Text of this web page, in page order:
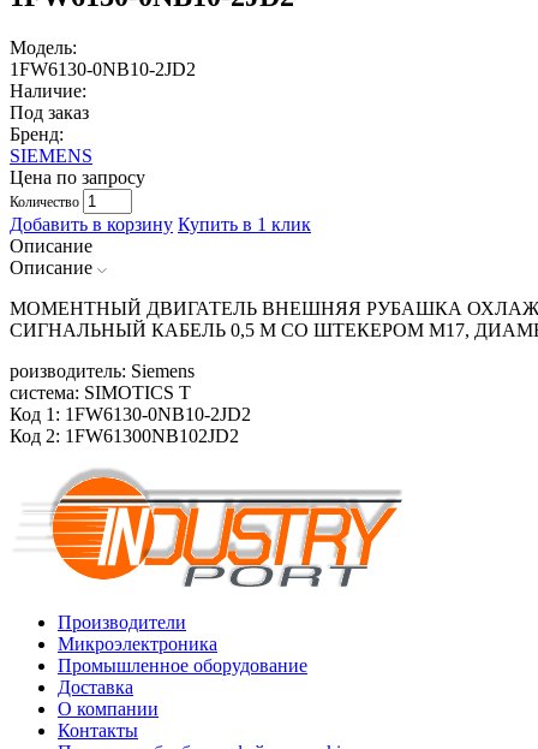
Модель:
1FW6130-0NB10-2JD2
Наличие:
Под заказ
Бренд:
SIEMENS
Цена по запросу
Количество
Добавить в корзину Купить в 1 клик
Описание
Описание
МОМЕНТНЫЙ ДВИГАТЕЛЬ ВНЕШНЯЯ РУБАШКА
СИГНАЛЬНЫЙ КАБЕЛЬ 0,5 М СО ШТЕКЕРОМ M17,
роизводитель: Siemens
система: SIMOTICS T
Код 1: 1FW6130-0NB10-2JD2
Код 2: 1FW61300NB102JD2
Производители
Микроэлектроника
Промышленное оборудование
Доставка
О компании
Контакты